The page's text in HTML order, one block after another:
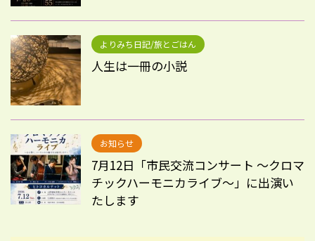
よりみち日記/旅とごはん
人生は一冊の小説
お知らせ
7月12日「市民交流コンサート 〜クロマ
チックハーモニカライブ〜」に出演い
たします